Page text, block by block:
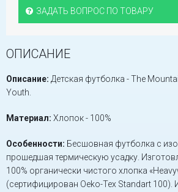
ЗАДАТЬ ВОПРОС ПО ТОВАРУ
ОПИСАНИЕ
Описание: Детская футболка - The
Youth.
Материал: Хлопок - 100%
Особенности: Бесшовная футболка с
прошедшая термическую усадку.
100% органически чистого хлопка
(сертифицирован Oeko-Tex Standart